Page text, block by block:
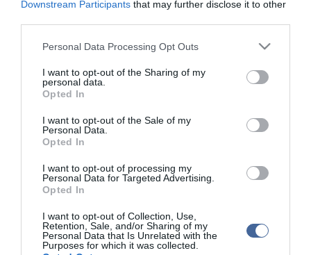
Downstream Participants that may further disclose it to other
Please note that this website/app uses one or more Google
not limited to your visit or usage behaviour. You may click to
grant or deny consent to Google and its third-party tags to
use your data for below specified purposes in below Google
consent section.
Personal Data Processing Opt Outs
I want to opt-out of the Sharing of my
personal data.
Opted In
I want to opt-out of the Sale of my
Personal Data.
Opted In
I want to opt-out of processing my
Personal Data for Targeted Advertising.
Opted In
I want to opt-out of Collection, Use,
Retention, Sale, and/or Sharing of my
Personal Data that Is Unrelated with the
Purposes for which it was collected.
eredményeként 1596 vadon élő pandát regisztráltak. Közülük 273
Szecsuan volt.
Szecsuan tartományban tavaly októberben kezdték meg a munkát
- derül ki a Hszinhua hírügynökség jelentéséből. Az összeírók
megkönnyítsék az állatok azonosítását, létszámuk pontosabb
becslését.
Kapcsolódó írások:
Szovjet műhold csapódott be a Déli-sarkon